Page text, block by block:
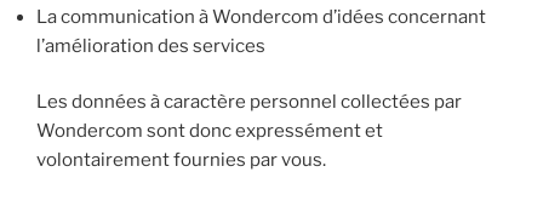
La communication à Wondercom d’idées concernant
l’amélioration des services
Les données à caractère personnel collectées par
Wondercom sont donc expressément et
volontairement fournies par vous.